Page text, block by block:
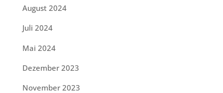
August 2024
Juli 2024
Mai 2024
Dezember 2023
November 2023